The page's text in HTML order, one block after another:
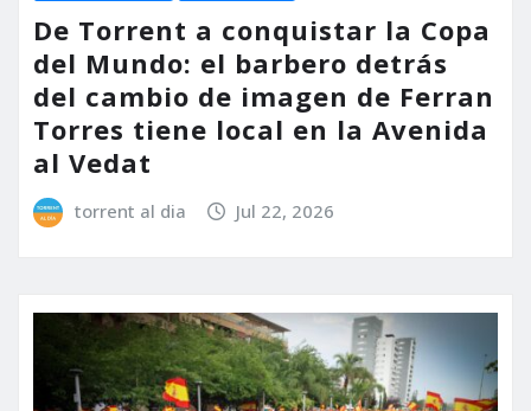
De Torrent a conquistar la Copa
del Mundo: el barbero detrás
del cambio de imagen de Ferran
Torres tiene local en la Avenida
al Vedat
torrent al dia Jul 22, 2026